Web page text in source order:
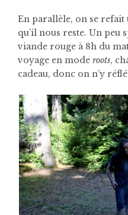
En parallèle, on se refait
qu’il nous reste. Un peu
viande rouge à 8h du
voyage en mode roots,
cadeau, donc on n’y